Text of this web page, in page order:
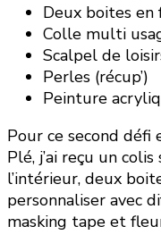
Deux boites
Colle multi
Scalpel de
Perles (récup’)
Peinture
Pour ce second défi
Plé, j’ai reçu un
l’intérieur, deux
personnaliser avec
masking tape et